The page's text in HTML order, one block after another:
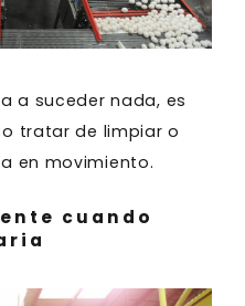
a suceder nada, es
tratar de limpiar o
en movimiento.
cuando